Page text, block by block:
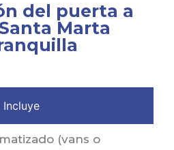
del puerta a
Marta
Incluye
(vans o